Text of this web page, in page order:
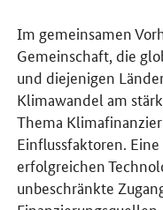
Im gemeinsamen
Gemeinschaft, die
und diejenigen
Klimawandel am
Thema
Einflussfaktoren.
erfolgreichen
unbeschränkte